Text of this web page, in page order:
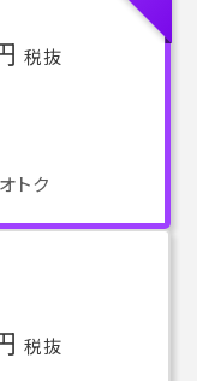
税抜
オトク
税抜